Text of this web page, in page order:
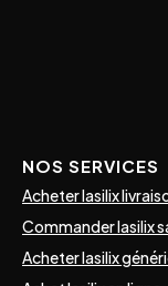
NOS SERVICES
Acheter lasilix
Commander lasilix
Acheter lasilix